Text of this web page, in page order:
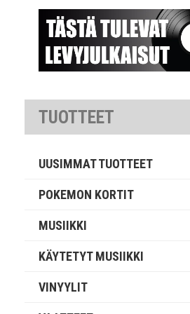
TUOTTEET
UUSIMMAT TUOTTEET
POKEMON KORTIT
MUSIIKKI
KÄYTETYT MUSIIKKI
VINYYLIT